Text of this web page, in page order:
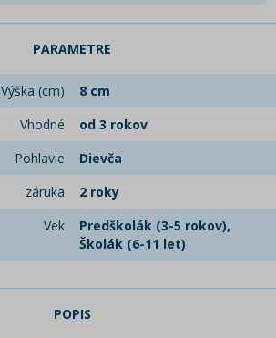
PARAMETRE
Výška (cm)
8 cm
Vhodné
od 3 rokov
Pohlavie
Dievča
záruka
2 roky
Vek
Predškolák (3-5 rokov),
Školák (6-11 let)
POPIS